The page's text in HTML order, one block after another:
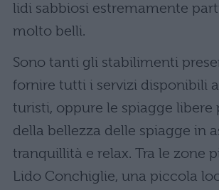
lidi sabbiosi estremamente
molto belli.
Sono tanti gli stabilimenti
fornire tutti i servizi disponibili
turisti, oppure le spiagge libere
della bellezza delle spiagge in
tranquillità e relax. Tra le zone
Lido Conchiglie, una piccola